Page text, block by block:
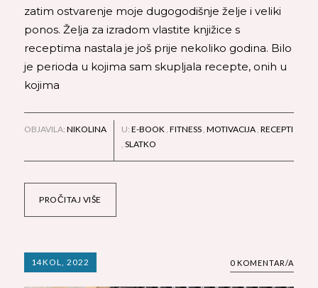
zatim ostvarenje moje dugogodišnje želje i veliki
ponos. Želja za izradom vlastite knjižice s
receptima nastala je još prije nekoliko godina. Bilo
je perioda u kojima sam skupljala recepte, onih u
kojima
PROČITAJ VIŠE
OBJAVILA: NIKOLINA U: E-BOOK FITNESS MOTIVACIJA RECEPTI
SLATKO
14KOL, 2022 0 KOMENTAR/A